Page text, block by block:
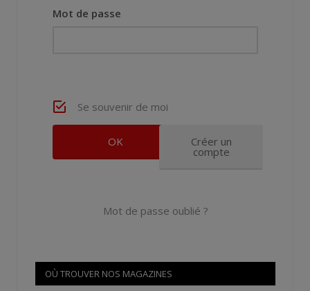
Mot de passe
Se souvenir de moi
Créer un
compte
Mot de passe oublié ?
OÙ TROUVER NOS MAGAZINES